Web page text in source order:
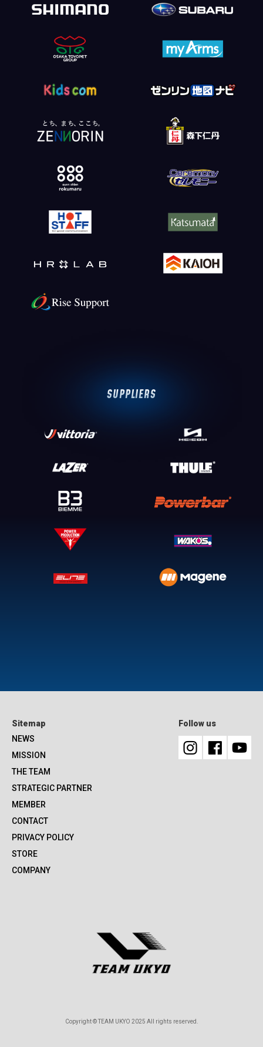
SUPPLIERS
Sitemap
NEWS
MISSION
THE TEAM
STRATEGIC PARTNER
MEMBER
CONTACT
PRIVACY POLICY
STORE
COMPANY
Follow us
Copyright © TEAM UKYO 2025 All rights reserved.